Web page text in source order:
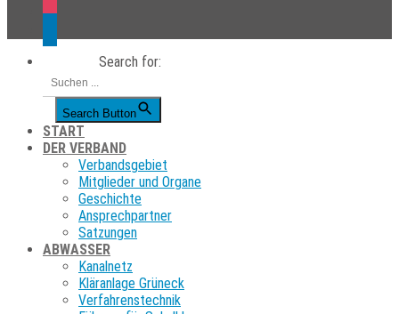
Search for:
Search Button
START
DER VERBAND
Verbandsgebiet
Mitglieder und Organe
Geschichte
Ansprechpartner
Satzungen
ABWASSER
Kanalnetz
Kläranlage Grüneck
Verfahrenstechnik